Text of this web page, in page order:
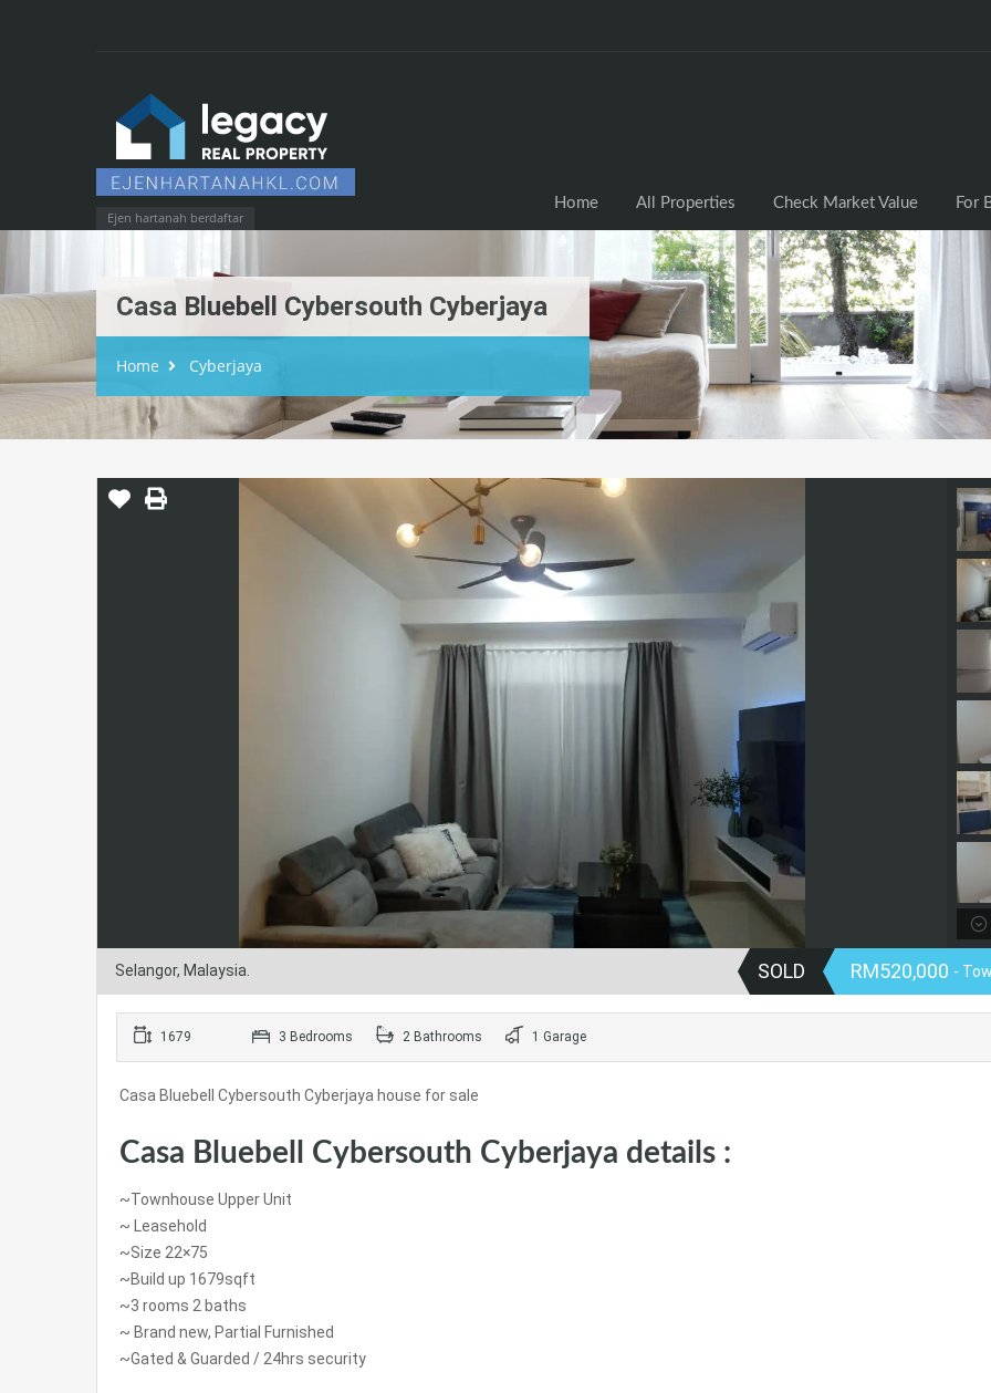
Ejen hartanah berdaftar
Home All Properties Check Market Value For
Casa Bluebell Cybersouth Cyberjaya
Home Cyberjaya
Selangor, Malaysia. SOLD RM520,000 -
1679 3 Bedrooms 2 Bathrooms 1 Garage
Casa Bluebell Cybersouth Cyberjaya house for sale
Casa Bluebell Cybersouth Cyberjaya details :
~Townhouse Upper Unit
~ Leasehold
~Size 22×75
~Build up 1679sqft
~3 rooms 2 baths
~ Brand new, Partial Furnished
~Gated & Guarded / 24hrs security